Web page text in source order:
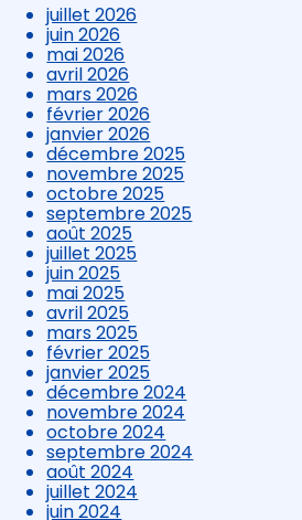
juillet 2026
juin 2026
mai 2026
avril 2026
mars 2026
février 2026
janvier 2026
décembre 2025
novembre 2025
octobre 2025
septembre 2025
août 2025
juillet 2025
juin 2025
mai 2025
avril 2025
mars 2025
février 2025
janvier 2025
décembre 2024
novembre 2024
octobre 2024
septembre 2024
août 2024
juillet 2024
juin 2024